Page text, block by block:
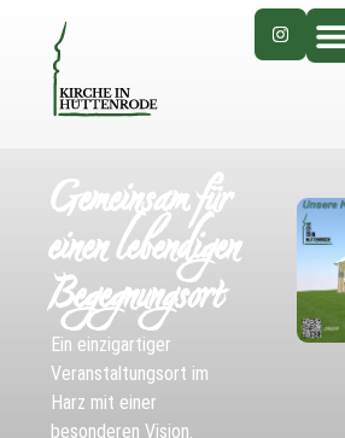
Gemeinsam für
einen lebendigen
Begegnungsort
Ein einzigartiger
Veranstaltungsort im
Harz mit einer
besonderen Vision.